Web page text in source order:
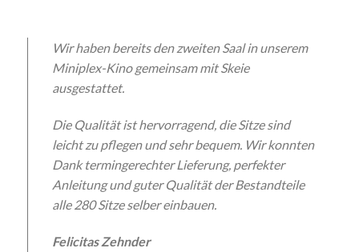
Wir haben bereits den zweiten Saal in unserem
Miniplex-Kino gemeinsam mit Skeie
ausgestattet.
Die Qualität ist hervorragend, die Sitze sind
leicht zu pflegen und sehr bequem. Wir konnten
Dank termingerechter Lieferung, perfekter
Anleitung und guter Qualität der Bestandteile
alle 280 Sitze selber einbauen.
Felicitas Zehnder